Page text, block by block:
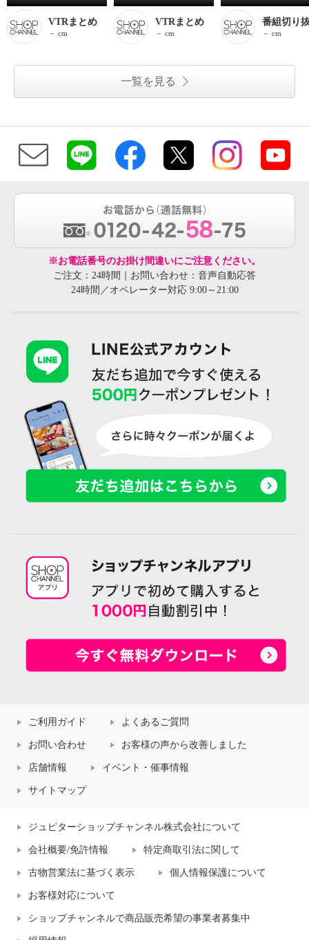
VTRまとめ
－ cm
VTRまとめ
－ cm
番組切り
－ cm
一覧を見る
※お電話番号のお掛け間違いにご注意ください。
ご注文：24時間｜お問い合わせ：音声自動応答
24時間／オペレーター対応 9:00～21:00
ご利用ガイド よくあるご質問
お問い合わせ お客様の声から改善しました
店舗情報 イベント・催事情報
サイトマップ
ジュピターショップチャンネル株式会社について
会社概要/免許情報 特定商取引法に関して
古物営業法に基づく表示 個人情報保護について
お客様対応について
ショップチャンネルで商品販売希望の事業者募集中